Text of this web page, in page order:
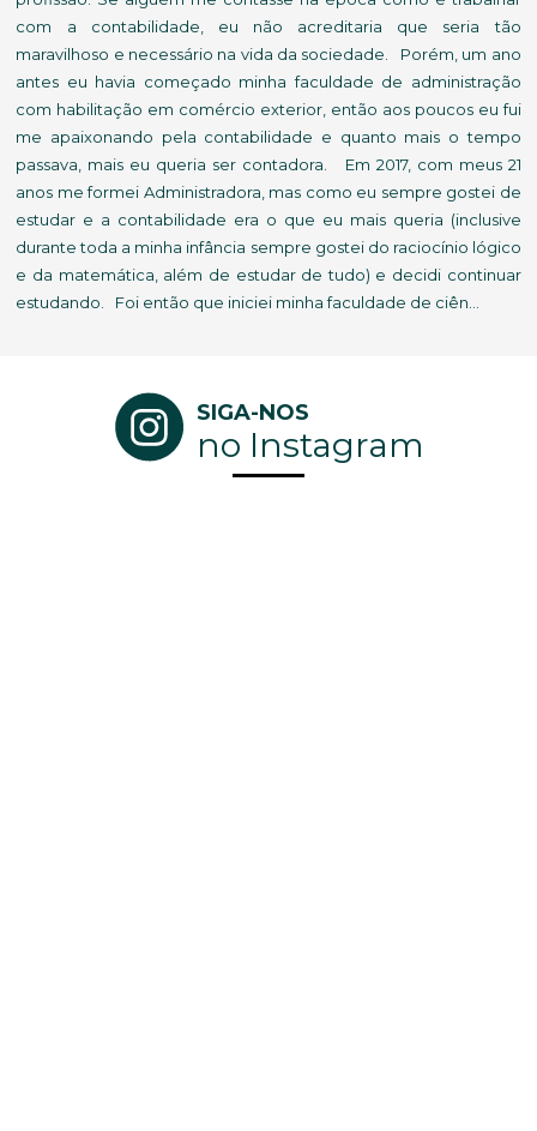
com a contabilidade, eu não acreditaria que seria tão
maravilhoso e necessário na vida da sociedade. Porém, um ano
antes eu havia começado minha faculdade de administração
com habilitação em comércio exterior, então aos poucos eu fui
me apaixonando pela contabilidade e quanto mais o tempo
passava, mais eu queria ser contadora. Em 2017, com meus 21
anos me formei Administradora, mas como eu sempre gostei de
estudar e a contabilidade era o que eu mais queria (inclusive
durante toda a minha infância sempre gostei do raciocínio lógico
e da matemática, além de estudar de tudo) e decidi continuar
estudando. Foi então que iniciei minha faculdade de ciên...
SIGA-NOS
no Instagram